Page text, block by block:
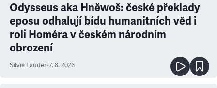
Odysseus aka Hněwoš: české překlady
eposu odhalují bídu humanitních věd i
roli Homéra v českém národním
obrození
Silvie Lauder•7. 8. 2026